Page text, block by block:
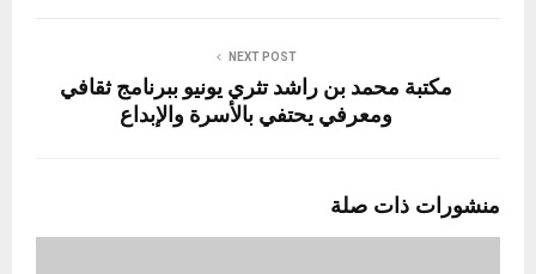
NEXT POST
مكتبة محمد بن راشد تثري يونيو ببرنامج ثقافي
ومعرفي يحتفي بالأسرة والإبداع
منشورات ذات صلة